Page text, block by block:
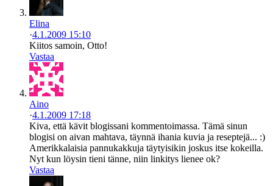
Elina
·4.1.2009 15:10
Kiitos samoin, Otto!
Vastaa
Aino
·4.1.2009 17:18
Kiva, että kävit blogissani kommentoimassa. Tämä sinun
blogisi on aivan mahtava, täynnä ihania kuvia ja reseptejä... :)
Amerikkalaisia pannukakkuja täytyisikin joskus itse kokeilla.
Nyt kun löysin tieni tänne, niin linkitys lienee ok?
Vastaa